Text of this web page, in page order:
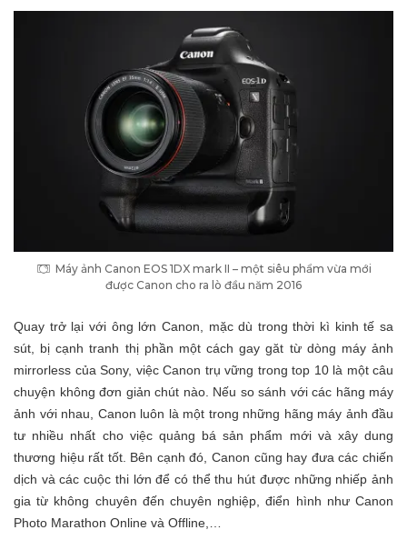
Máy ảnh Canon EOS 1DX mark II – một siêu phẩm vừa mới
được Canon cho ra lò đầu năm 2016
Quay trở lại với ông lớn Canon, mặc dù trong thời kì kinh tế sa
sút, bị cạnh tranh thị phần một cách gay găt từ dòng máy ảnh
mirrorless của Sony, việc Canon trụ vững trong top 10 là một câu
chuyện không đơn giản chút nào. Nếu so sánh với các hãng máy
ảnh với nhau, Canon luôn là một trong những hãng máy ảnh đầu
tư nhiều nhất cho việc quảng bá sản phẩm mới và xây dung
thương hiệu rất tốt. Bên cạnh đó, Canon cũng hay đưa các chiến
dịch và các cuộc thi lớn để có thể thu hút được những nhiếp ảnh
gia từ không chuyên đến chuyên nghiệp, điển hình như Canon
Photo Marathon Online và Offline,…